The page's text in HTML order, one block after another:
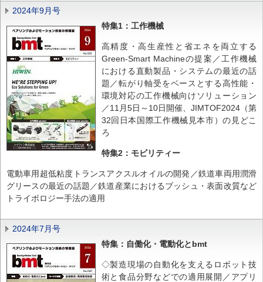
2024年9月号
特集1：工作機械
高精度・高生産性と省エネを両立する
Green-Smart Machineの提案／工作機械
における直動製品・システムの最近の話
題／転がり軸受をベースとする高性能・
環境対応の工作機械向けソリューション
／11月5日～10日開催、JIMTOF2024（第
32回日本国際工作機械見本市）の見どこ
ろ
特集2：モビリティー
電動車用超低粘度トランスアクスルオイルの開発／鉄道車両用潤滑
グリースの最近の話題／鉄道産業におけるブッシュ・表面改質など
トライボロジー手法の適用
2024年7月号
特集：自働化・電動化とbmt
◇製造現場の自動化を支えるロボット技
術と食品分野などでの適用展開／アプリ